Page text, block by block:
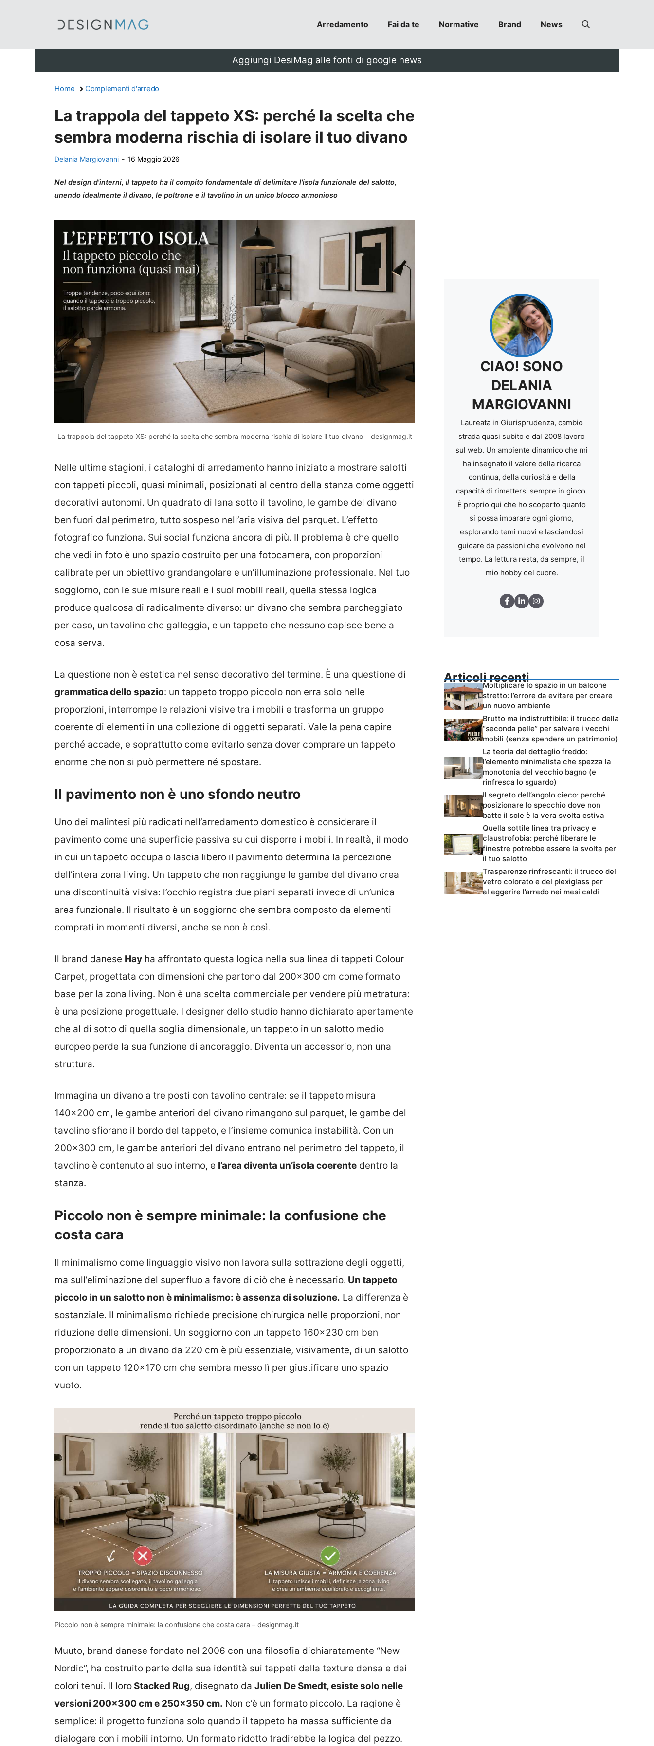
Arredamento Fai da te Normative Brand News
Aggiungi DesiMag alle fonti di google news
Home Complementi d'arredo
La trappola del tappeto XS: perché la scelta che
sembra moderna rischia di isolare il tuo divano
Delania Margiovanni - 16 Maggio 2026
Nel design d'interni, il tappeto ha il compito fondamentale di delimitare l'isola funzionale del salotto,
unendo idealmente il divano, le poltrone e il tavolino in un unico blocco armonioso
La trappola del tappeto XS: perché la scelta che sembra moderna rischia di isolare il tuo divano - designmag.it
Nelle ultime stagioni, i cataloghi di arredamento hanno iniziato a mostrare salotti
con tappeti piccoli, quasi minimali, posizionati al centro della stanza come oggetti
decorativi autonomi. Un quadrato di lana sotto il tavolino, le gambe del divano
ben fuori dal perimetro, tutto sospeso nell’aria visiva del parquet. L’effetto
fotografico funziona. Sui social funziona ancora di più. Il problema è che quello
che vedi in foto è uno spazio costruito per una fotocamera, con proporzioni
calibrate per un obiettivo grandangolare e un’illuminazione professionale. Nel tuo
soggiorno, con le sue misure reali e i suoi mobili reali, quella stessa logica
produce qualcosa di radicalmente diverso: un divano che sembra parcheggiato
per caso, un tavolino che galleggia, e un tappeto che nessuno capisce bene a
cosa serva.
La questione non è estetica nel senso decorativo del termine. È una questione di
grammatica dello spazio: un tappeto troppo piccolo non erra solo nelle
proporzioni, interrompe le relazioni visive tra i mobili e trasforma un gruppo
coerente di elementi in una collezione di oggetti separati. Vale la pena capire
perché accade, e soprattutto come evitarlo senza dover comprare un tappeto
enorme che non si può permettere né spostare.
Il pavimento non è uno sfondo neutro
Uno dei malintesi più radicati nell’arredamento domestico è considerare il
pavimento come una superficie passiva su cui disporre i mobili. In realtà, il modo
in cui un tappeto occupa o lascia libero il pavimento determina la percezione
dell’intera zona living. Un tappeto che non raggiunge le gambe del divano crea
una discontinuità visiva: l’occhio registra due piani separati invece di un’unica
area funzionale. Il risultato è un soggiorno che sembra composto da elementi
comprati in momenti diversi, anche se non è così.
Il brand danese Hay ha affrontato questa logica nella sua linea di tappeti Colour
Carpet, progettata con dimensioni che partono dal 200×300 cm come formato
base per la zona living. Non è una scelta commerciale per vendere più metratura:
è una posizione progettuale. I designer dello studio hanno dichiarato apertamente
che al di sotto di quella soglia dimensionale, un tappeto in un salotto medio
europeo perde la sua funzione di ancoraggio. Diventa un accessorio, non una
struttura.
Immagina un divano a tre posti con tavolino centrale: se il tappeto misura
140×200 cm, le gambe anteriori del divano rimangono sul parquet, le gambe del
tavolino sfiorano il bordo del tappeto, e l’insieme comunica instabilità. Con un
200×300 cm, le gambe anteriori del divano entrano nel perimetro del tappeto, il
tavolino è contenuto al suo interno, e l’area diventa un’isola coerente dentro la
stanza.
Piccolo non è sempre minimale: la confusione che
costa cara
Il minimalismo come linguaggio visivo non lavora sulla sottrazione degli oggetti,
ma sull’eliminazione del superfluo a favore di ciò che è necessario. Un tappeto
piccolo in un salotto non è minimalismo: è assenza di soluzione. La differenza è
sostanziale. Il minimalismo richiede precisione chirurgica nelle proporzioni, non
riduzione delle dimensioni. Un soggiorno con un tappeto 160×230 cm ben
proporzionato a un divano da 220 cm è più essenziale, visivamente, di un salotto
con un tappeto 120×170 cm che sembra messo lì per giustificare uno spazio
vuoto.
Piccolo non è sempre minimale: la confusione che costa cara – designmag.it
Muuto, brand danese fondato nel 2006 con una filosofia dichiaratamente “New
Nordic”, ha costruito parte della sua identità sui tappeti dalla texture densa e dai
colori tenui. Il loro Stacked Rug, disegnato da Julien De Smedt, esiste solo nelle
versioni 200×300 cm e 250×350 cm. Non c’è un formato piccolo. La ragione è
semplice: il progetto funziona solo quando il tappeto ha massa sufficiente da
dialogare con i mobili intorno. Un formato ridotto tradirebbe la logica del pezzo.
CIAO! SONO
DELANIA
MARGIOVANNI
Laureata in Giurisprudenza, cambio
strada quasi subito e dal 2008 lavoro
sul web. Un ambiente dinamico che mi
ha insegnato il valore della ricerca
continua, della curiosità e della
capacità di rimettersi sempre in gioco.
È proprio qui che ho scoperto quanto
si possa imparare ogni giorno,
esplorando temi nuovi e lasciandosi
guidare da passioni che evolvono nel
tempo. La lettura resta, da sempre, il
mio hobby del cuore.
Articoli recenti
Moltiplicare lo spazio in un balcone
stretto: l’errore da evitare per creare
un nuovo ambiente
Brutto ma indistruttibile: il trucco della
“seconda pelle” per salvare i vecchi
mobili (senza spendere un patrimonio)
La teoria del dettaglio freddo:
l’elemento minimalista che spezza la
monotonia del vecchio bagno (e
rinfresca lo sguardo)
Il segreto dell’angolo cieco: perché
posizionare lo specchio dove non
batte il sole è la vera svolta estiva
Quella sottile linea tra privacy e
claustrofobia: perché liberare le
finestre potrebbe essere la svolta per
il tuo salotto
Trasparenze rinfrescanti: il trucco del
vetro colorato e del plexiglass per
alleggerire l’arredo nei mesi caldi